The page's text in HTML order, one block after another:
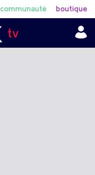
communauté boutique